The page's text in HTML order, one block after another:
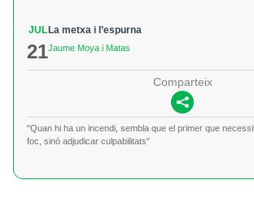
JUL
21
La metxa i l’espurna
Jaume Moya i Matas
Comparteix
"Quan hi ha un incendi, sembla que el primer que
foc, sinó adjudicar culpabilitats"